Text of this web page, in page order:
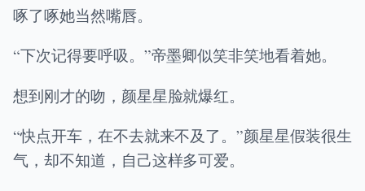
啄了啄她当然嘴唇。
“下次记得要呼吸。”帝墨卿似笑非笑地看着她。
想到刚才的吻，颜星星脸就爆红。
“快点开车，在不去就来不及了。”颜星星假装很生
气，却不知道，自己这样多可爱。